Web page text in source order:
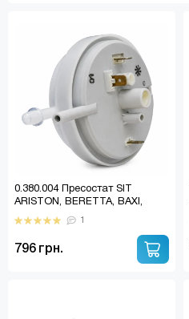
0.380.004 Пресостат SIT
ARISTON, BERETTA, BAXI,
HERMANN, IMMERGAS,
FERROLI та ін. (0.380.033)
1
796 грн.